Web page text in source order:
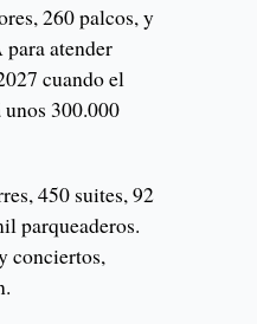
260 palcos, y
atender
cuando el
300.000
450 suites, 92
parqueaderos.
conciertos,